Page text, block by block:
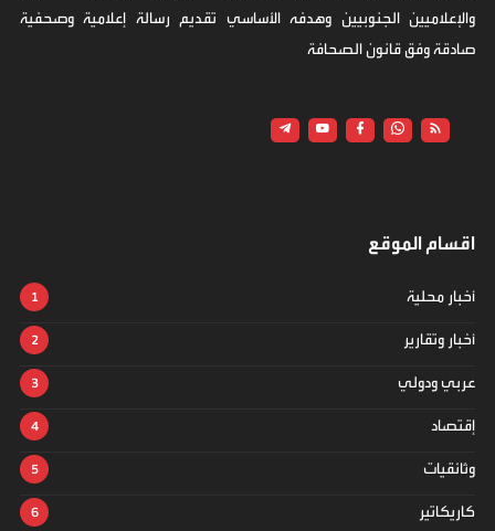
والإعلاميين الجنوبيين وهدفه الأساسي تقديم رسالة إعلامية وصحفية
صادقة وفق قانون الصحافة
اقسام الموقع
أخبار محلية
أخبار وتقارير
عربي ودولي
إقتصاد
وثائقيات
كاريكاتير